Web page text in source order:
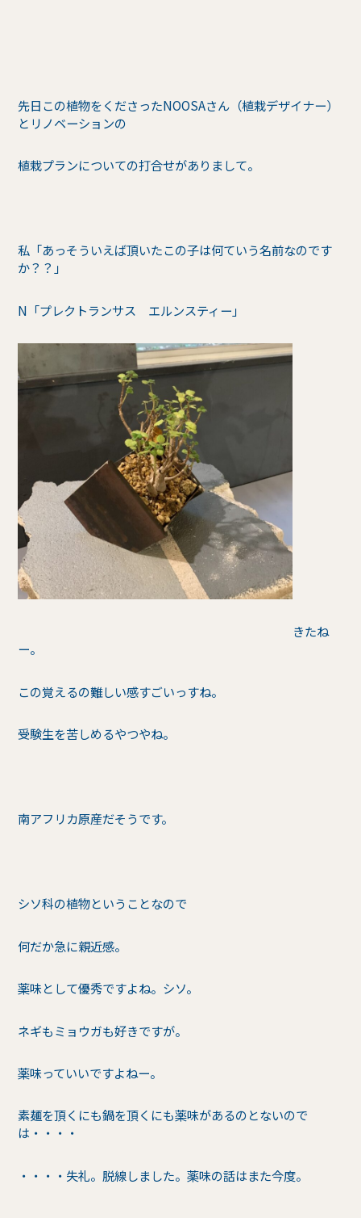
先日この植物をくださったNOOSAさん（植栽デザイナー）
とリノベーションの
植栽プランについての打合せがありまして。
私「あっそういえば頂いたこの子は何ていう名前なのです
か？？」
N「プレクトランサス エルンスティー」
きたね
ー。
この覚えるの難しい感すごいっすね。
受験生を苦しめるやつやね。
南アフリカ原産だそうです。
シソ科の植物ということなので
何だか急に親近感。
薬味として優秀ですよね。シソ。
ネギもミョウガも好きですが。
薬味っていいですよねー。
素麺を頂くにも鍋を頂くにも薬味があるのとないので
は・・・・
・・・・失礼。脱線しました。薬味の話はまた今度。